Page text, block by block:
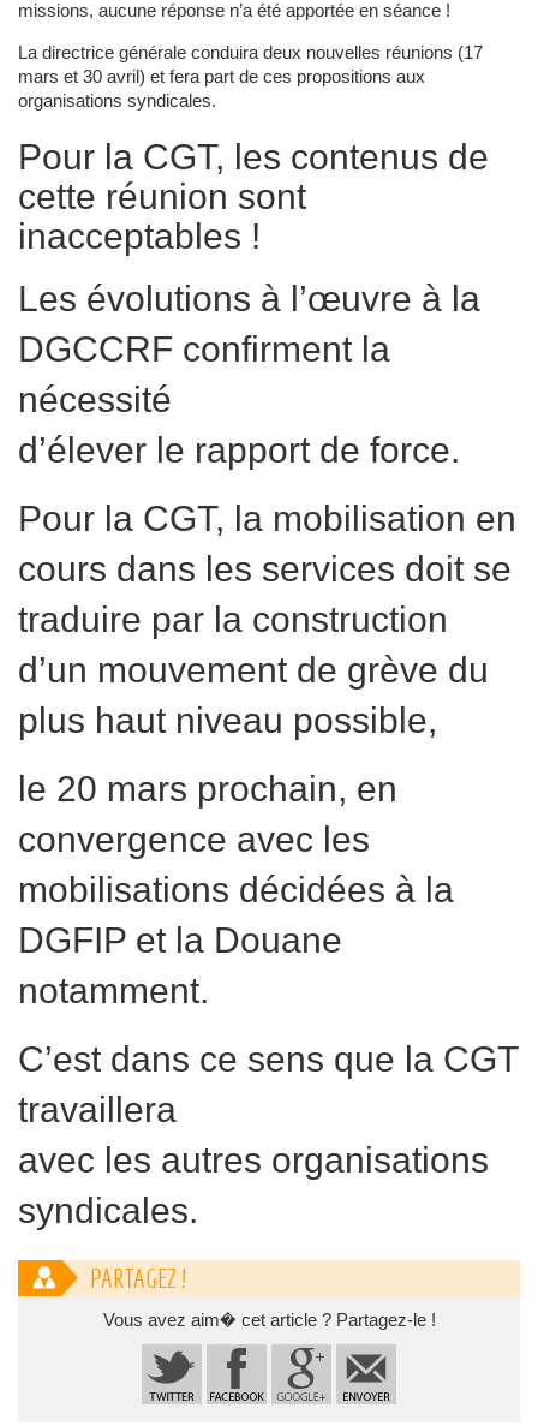
missions, aucune réponse n’a été apportée en séance !
La directrice générale conduira deux nouvelles réunions (17
mars et 30 avril) et fera part de ces propositions aux
organisations syndicales.
Pour la CGT, les contenus de
cette réunion sont
inacceptables !
Les évolutions à l’œuvre à la
DGCCRF confirment la
nécessité
d’élever le rapport de force.
Pour la CGT, la mobilisation en
cours dans les services doit se
traduire par la construction
d’un mouvement de grève du
plus haut niveau possible,
le 20 mars prochain, en
convergence avec les
mobilisations décidées à la
DGFIP et la Douane
notamment.
C’est dans ce sens que la CGT
travaillera
avec les autres organisations
syndicales.
PARTAGEZ !
Vous avez aim� cet article ? Partagez-le !